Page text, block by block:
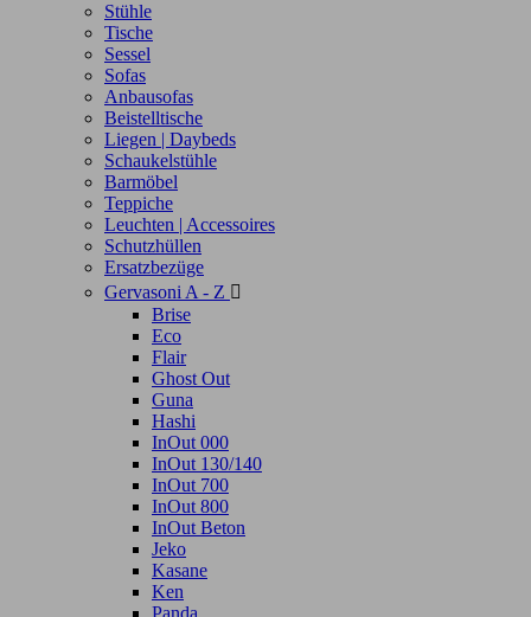
Stühle
Tische
Sessel
Sofas
Anbausofas
Beistelltische
Liegen | Daybeds
Schaukelstühle
Barmöbel
Teppiche
Leuchten | Accessoires
Schutzhüllen
Ersatzbezüge
Gervasoni A - Z 
Brise
Eco
Flair
Ghost Out
Guna
Hashi
InOut 000
InOut 130/140
InOut 700
InOut 800
InOut Beton
Jeko
Kasane
Ken
Panda